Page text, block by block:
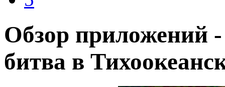
Обзор приложений
битва в